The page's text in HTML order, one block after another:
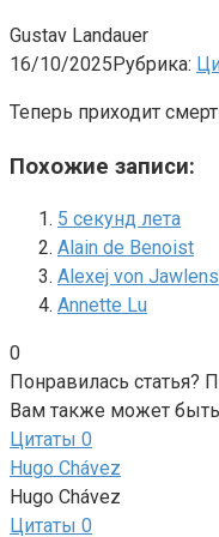
Gustav Landauer
16/10/2025Рубрика:
Теперь приходит
Похожие записи:
5 секунд лета
Alain de Benoist
Alexej von
Annette Lu
0
Понравилась статья?
Вам также может
Цитаты 0
Hugo Chávez
Hugo Chávez
Цитаты 0